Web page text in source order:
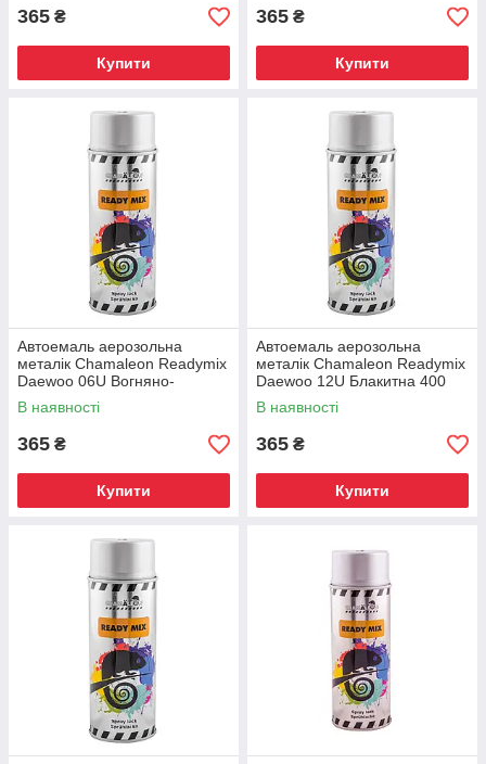
365 ₴
Купити
365 ₴
Купити
Автоемаль аерозольна
металік Chamaleon Readymix
Daewoo 06U Вогняно-
червона 400 мл
В наявності
365 ₴
Купити
Автоемаль аерозольна
металік Chamaleon Readymix
Daewoo 12U Блакитна 400
мл
В наявності
365 ₴
Купити